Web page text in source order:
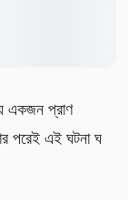
একজন প্রাণ
পরেই এই ঘটনা ঘ